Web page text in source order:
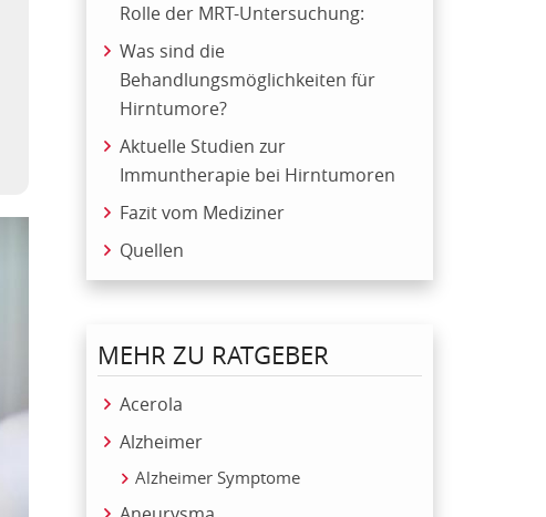
Rolle der MRT-Untersuchung:
Was sind die
Behandlungsmöglichkeiten für
Hirntumore?
Aktuelle Studien zur
Immuntherapie bei Hirntumoren
Fazit vom Mediziner
Quellen
MEHR ZU RATGEBER
Acerola
Alzheimer
Alzheimer Symptome